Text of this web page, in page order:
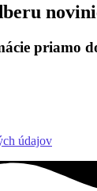
priamo
údajov